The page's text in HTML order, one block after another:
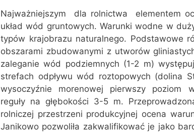
Najważniejszym  dla rolnictwa  elementem
układ wód gruntowych. Warunki wodne w
typów krajobrazu naturalnego. Podstawowe
obszarami zbudowanymi z utworów
zaleganie wód podziemnych (1-2 m)
strefach odpływu wód roztopowych (dolina
wysoczyźnie morenowej pierwszy poziom
reguły na głębokości 3-5 m.
rolniczej przestrzeni produkcyjnej ocena
Janikowo pozwoliła zakwalifikować je jako